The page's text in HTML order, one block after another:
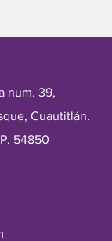
num. 39,
Cuautitlán.
54850